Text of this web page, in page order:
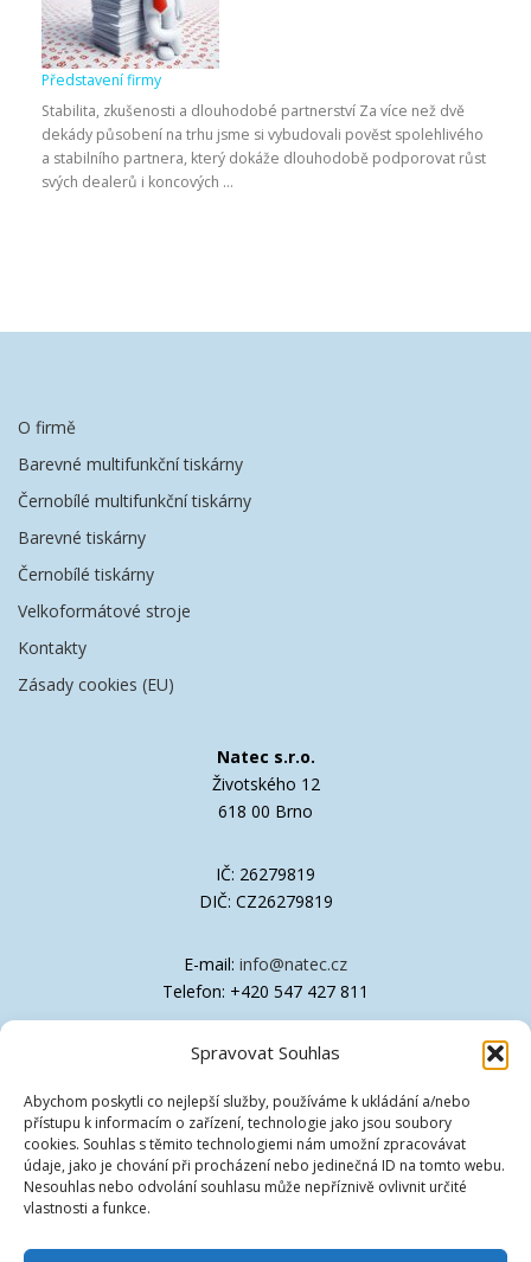
Spravovat Souhlas
Abychom poskytli co nejlepší služby, používáme k ukládání a/nebo
přístupu k informacím o zařízení, technologie jako jsou soubory
cookies. Souhlas s těmito technologiemi nám umožní zpracovávat
údaje, jako je chování při procházení nebo jedinečná ID na tomto webu.
Nesouhlas nebo odvolání souhlasu může nepříznivě ovlivnit určité
vlastnosti a funkce.
Představení firmy
Stabilita, zkušenosti a dlouhodobé partnerství Za více než dvě
dekády působení na trhu jsme si vybudovali pověst spolehlivého
a stabilního partnera, který dokáže dlouhodobě podporovat růst
svých dealerů i koncových …
O firmě
Barevné multifunkční tiskárny
Černobílé multifunkční tiskárny
Barevné tiskárny
Černobílé tiskárny
Velkoformátové stroje
Kontakty
Zásady cookies (EU)
Natec s.r.o.
Životského 12
618 00 Brno
IČ: 26279819
DIČ: CZ26279819
E-mail: info@natec.cz
Telefon: +420 547 427 811
Společnost je zapsána v OR Krajského soudu
Technická podpora
Ovladače